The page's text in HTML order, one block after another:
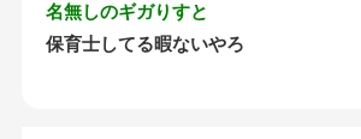
名無しのギガりすと
保育士してる暇ないやろ